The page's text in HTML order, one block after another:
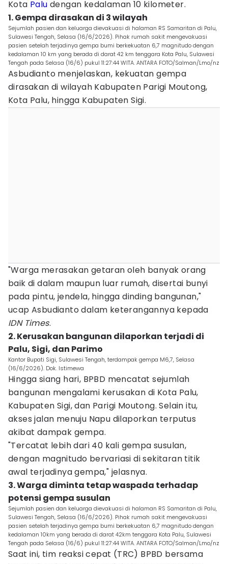
Kota Palu dengan kedalaman 10 kilometer.
1. Gempa dirasakan di 3 wilayah
Sejumlah pasien dan keluarga dievakuasi di halaman RS Samaritan di Palu,
Sulawesi Tengah, Selasa (16/6/2026). Pihak rumah sakit mengevakuasi
pasien setelah terjadinya gempa bumi berkekuatan 6,7 magnitudo dengan
kedalaman 10 km yang berada di darat 42 km tenggara Kota Palu, Sulawesi
Tengah pada Selasa (16/6) pukul 11:27:44 WITA. ANTARA FOTO/Salman/Lmo/nz
Asbudianto menjelaskan, kekuatan gempa
dirasakan di wilayah Kabupaten Parigi Moutong,
Kota Palu, hingga Kabupaten Sigi.
"Warga merasakan getaran oleh banyak orang
baik di dalam maupun luar rumah, disertai bunyi
pada pintu, jendela, hingga dinding bangunan,"
ucap Asbudianto dalam keterangannya kepada
IDN Times.
2. Kerusakan bangunan dilaporkan terjadi di
Palu, Sigi, dan Parimo
Kantor Bupati Sigi, Sulawesi Tengah, terdampak gempa M6,7, Selasa
(16/6/2026). Dok. Istimewa
Hingga siang hari, BPBD mencatat sejumlah
bangunan mengalami kerusakan di Kota Palu,
Kabupaten Sigi, dan Parigi Moutong. Selain itu,
akses jalan menuju Napu dilaporkan terputus
akibat dampak gempa.
"Tercatat lebih dari 40 kali gempa susulan,
dengan magnitudo bervariasi di sekitaran titik
awal terjadinya gempa," jelasnya.
3. Warga diminta tetap waspada terhadap
potensi gempa susulan
Sejumlah pasien dan keluarga dievakuasi di halaman RS Samaritan di Palu,
Sulawesi Tengah, Selasa (16/6/2026). Pihak rumah sakit mengevakuasi
pasien setelah terjadinya gempa bumi berkekuatan 6,7 magnitudo dengan
kedalaman 10km yang berada di darat 42km tenggara Kota Palu, Sulawesi
Tengah pada Selasa (16/6) pukul 11:27:44 WITA. ANTARA FOTO/Salman/Lmo/nz
Saat ini, tim reaksi cepat (TRC) BPBD bersama